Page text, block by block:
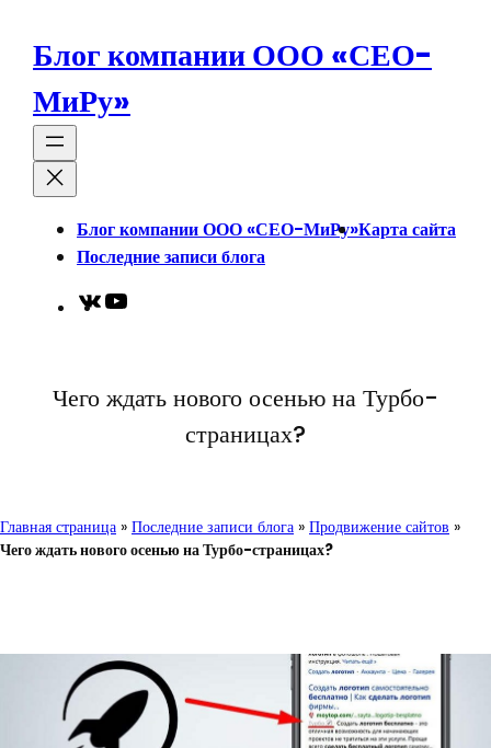
содержимому
Блог компании ООО «СЕО-
МиРу»
Блог компании ООО «СЕО-МиРу»Карта сайта
Последние записи блога
VK
Чего ждать нового осенью на Турбо-
страницах?
Главная страница » Последние записи блога » Продвижение сайтов »
Чего ждать нового осенью на Турбо-страницах?